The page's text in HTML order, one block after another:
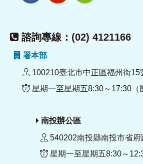
諮詢專線：(02) 4121166
署本部
100210臺北市中正區福州街15
星期一至星期五8:30～17:30（
南投辦公區
540202南投縣南投市省府
星期一至星期五8:30～